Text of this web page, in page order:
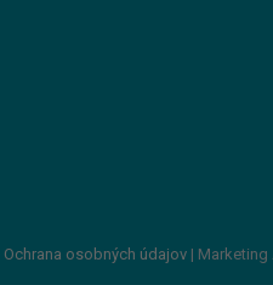
Ochrana osobných údajov | Marketing